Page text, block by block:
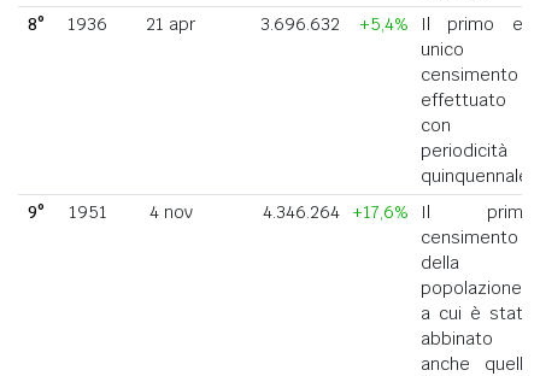
8°
1936 21 apr 3.696.632 +5,4%
Il primo ed
unico
censimento
effettuato
con
periodicità
quinquennale.
9°
1951 4 nov 4.346.264 +17,6%
Il primo
censimento
della
popolazione
a cui è stato
abbinato
anche quello